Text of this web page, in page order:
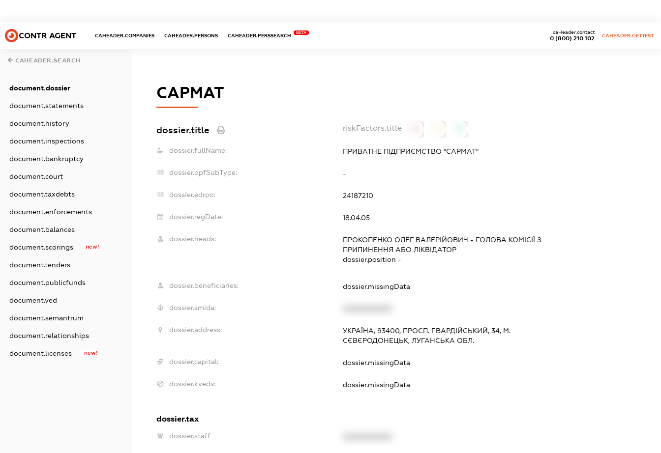
CONTR AGENT CAHEADER.COMPANIES CAHEADER.PERSONS CAHEADER.PERSSEARCH
BETA
0 (800) 210 102
caHeader.contact
CAHEADER.GETTEST
CAHEADER.SEARCH
document.dossier
document.statements
document.history
document.inspections
document.bankruptcy
document.court
document.taxdebts
document.enforcements
document.balances
document.scorings new!
document.tenders
document.publicfunds
document.ved
document.semantrum
document.relationships
document.licenses new!
САРМАТ
dossier.title riskFactors.title
dossier.fullName: ПРИВАТНЕ ПІДПРИЄМСТВО "САРМАТ"
dossier.opfSubType: -
dossier.edrpo: 24187210
dossier.regDate: 18.04.05
dossier.heads: ПРОКОПЕНКО ОЛЕГ ВАЛЕРІЙОВИЧ - ГОЛОВА КОМІСІЇ З
ПРИПИНЕННЯ АБО ЛІКВІДАТОР
dossier.position -
dossier.beneficiaries: dossier.missingData
dossier.smida:
dossier.address:
УКРАЇНА, 93400, ПРОСП. ГВАРДІЙСЬКИЙ, 34, М.
СЄВЄРОДОНЕЦЬК, ЛУГАНСЬКА ОБЛ.
dossier.capital: dossier.missingData
dossier.kveds: dossier.missingData
dossier.tax
dossier.staff